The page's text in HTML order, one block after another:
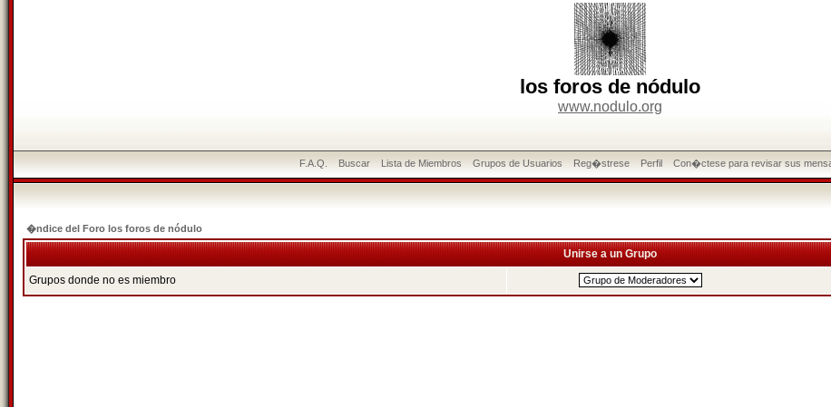
los foros de nódulo
www.nodulo.org
F.A.Q. Buscar Lista de Miembros Grupos de Usuarios Reg�strese Perfil Con�ctese para revisar sus
�ndice del Foro los foros de nódulo
Unirse a un Grupo
Grupos donde no es miembro